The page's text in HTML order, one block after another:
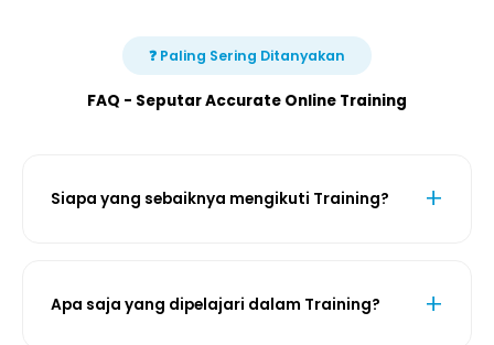
❓ Paling Sering Ditanyakan
FAQ - Seputar Accurate Online Training
Siapa yang sebaiknya mengikuti Training?
Apa saja yang dipelajari dalam Training?